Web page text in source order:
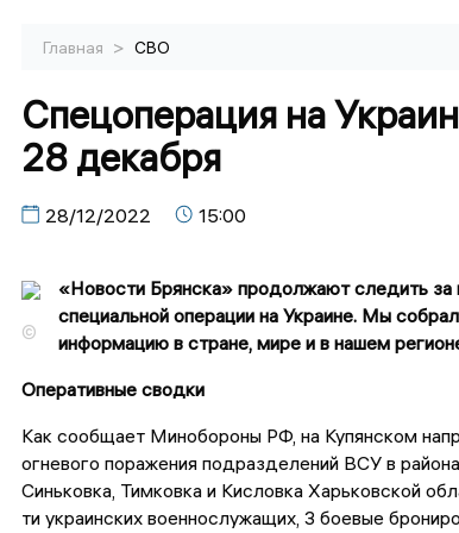
Главная > СВО
Спецоперация на
28 декабря
28/12/2022 15:00
©
«Новости Брянска» продолжают следить за
специальной операции на Украине. Мы
информацию в стране, мире и в нашем
Оперативные сводки
Как сообщает Минобороны РФ, на Купянском
огневого поражения подразделений ВСУ в
Синьковка, Тимковка и Кисловка Харьковской
ти украинских военнослужащих, 3 боевые